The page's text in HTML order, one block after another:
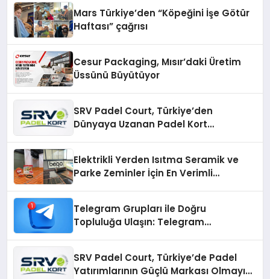
Mars Türkiye’den “Köpeğini İşe Götür
Haftası” çağrısı
Cesur Packaging, Mısır’daki Üretim
Üssünü Büyütüyor
SRV Padel Court, Türkiye’den
Dünyaya Uzanan Padel Kort
Elektrikli Yerden Isıtma Seramik ve
Parke Zeminler İçin En Verimli
Telegram Grupları ile Doğru
Topluluğa Ulaşın: Telegram
SRV Padel Court, Türkiye’de Padel
Yatırımlarının Güçlü Markası Olmayı